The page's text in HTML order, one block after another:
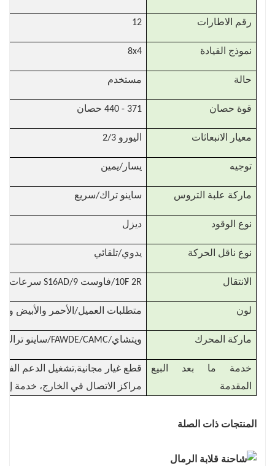
رقم الاطارات 12
نموذج القيادة 8x4
حالة مستخدم
قوة حصان 371 - 440 حصان
معيار الانبعاثات اليورو 2/3
توجيه يسار/يمين
ماركة علبة التروس ساينو تراك/سريع
نوع الوقود ديزل
نوع ناقل الحركة يدوي/تلقائي
الانتقال 10F 2R/فاوست S16AD/9 سرعات AMT/12JSD200TA-B/16جير
لون متطلبات العميل/الأحمر والأبيض
ماركة المحرك ويتشاي/FAWDE/CAMC/ساينو تراك/يوشاي/رجل/
خدمة ما بعد البيع
المقدمة
قطع غيار مجانية,تشغيل الدعم الفني
مراكز الاتصال في الخارج، خدمة
المنتجات ذات الصلة